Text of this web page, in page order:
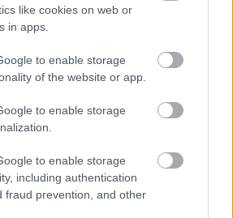
like cookies on web or
in apps.
to enable storage
of the website or app.
to enable storage
to enable storage
including authentication
fraud prevention, and other
United
másodperc
United2026-08-12 20:30
United 2026-08-15 18:00